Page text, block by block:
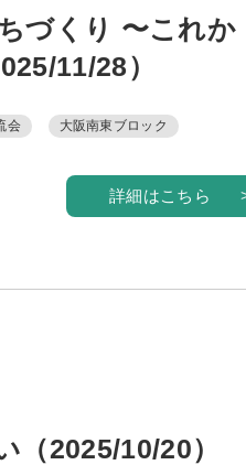
づくり 〜これか
11/28）
会 大阪南東ブロック
詳細はこちら
（2025/10/20）